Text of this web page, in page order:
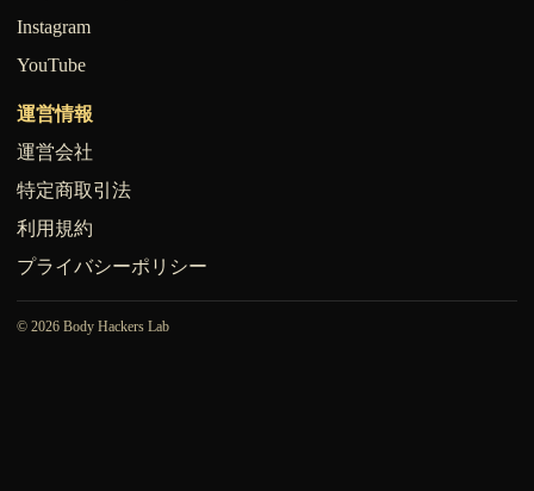
Instagram
YouTube
運営情報
運営会社
特定商取引法
利用規約
プライバシーポリシー
© 2026 Body Hackers Lab